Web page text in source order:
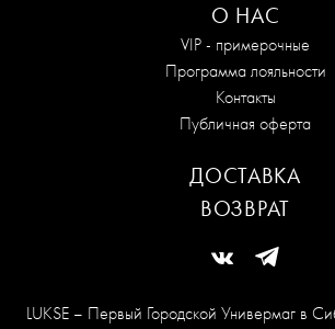
LUKSE – Первый Городской Универмаг в
О НАС
VIP - примерочные
Программа лояльности
Контакты
Публичная оферта
ДОСТАВКА
ВОЗВРАТ